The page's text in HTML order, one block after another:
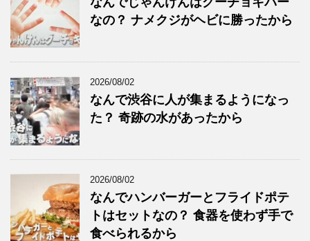
なの？ ナメクジがヘビに勝ったから
2026/08/02
なんで渋谷に人が集まるようになっ
た？ 奇跡の水があったから
2026/08/02
なんでハンバーガーとフライドポテ
トはセットなの？ 食器を使わず手で
食べられるから